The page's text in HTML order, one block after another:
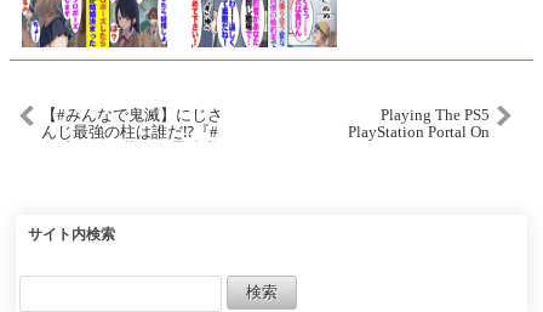
【#みんなで鬼滅】にじさ
んじ最強の柱は誰だ⁉『#
Playing The PS5
PlayStation Portal On
サイト内検索